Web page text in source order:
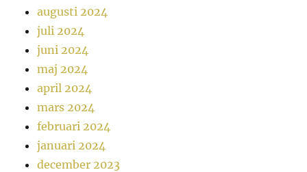
augusti 2024
juli 2024
juni 2024
maj 2024
april 2024
mars 2024
februari 2024
januari 2024
december 2023